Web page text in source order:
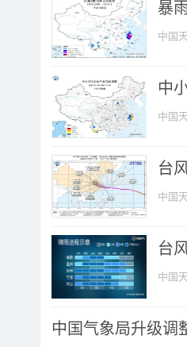
暴
中国
中
中国
台
中国
台
中国
中国气象局升级调